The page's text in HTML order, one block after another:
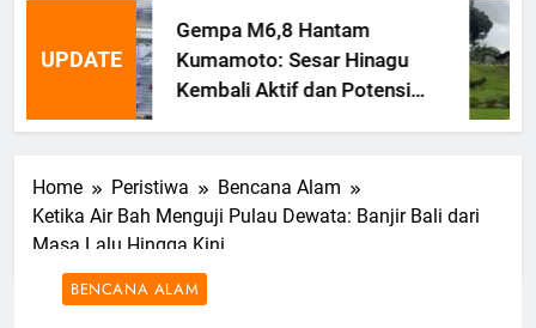
UPDATE
Gempa M6,8 Hantam
Kumamoto: Sesar Hinagu
Kembali Aktif dan Potensi
Home Peristiwa
Bencana Alam
Ketika Air Bah Menguji Pulau Dewata: Banjir Bali dari
Masa Lalu Hingga Kini
BENCANA ALAM